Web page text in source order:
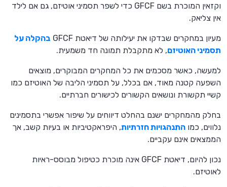
וקזאין המוכרת בשם GFCF כדי לשפר תסמיני אוטיזם, גם אם לילד
אין צליאק.
מעיון במחקרים שבדקו את יעילותה של דיאטת GFCF
בהקלה על
תסמיני האוטיזם, לא מתקבלת תמונה חד משמעית.
למעשה, כאשר מסכמים את כל המחקרים המבוקרים, מוצאים
השפעה קטנה מאוד, אם בכלל, על תסמיני הליבה של האוטיזם כמו
קשיי תקשורת ונושאים הקשורים לכישורים חברתיים.
בחלק מהמחקרים ישנם בהחלט דיווחים על שיפור אפשרי בתסמינים
נלווים, כמו התנהגויות חזרתיות, היפראקטיביות או בעיות קשב, אך
הממצאים אינם עקביים.
נכון להיום, דיאטת GFCF אינה מוכרת כטיפול מבוסס-ראיות
לאוטיזם.